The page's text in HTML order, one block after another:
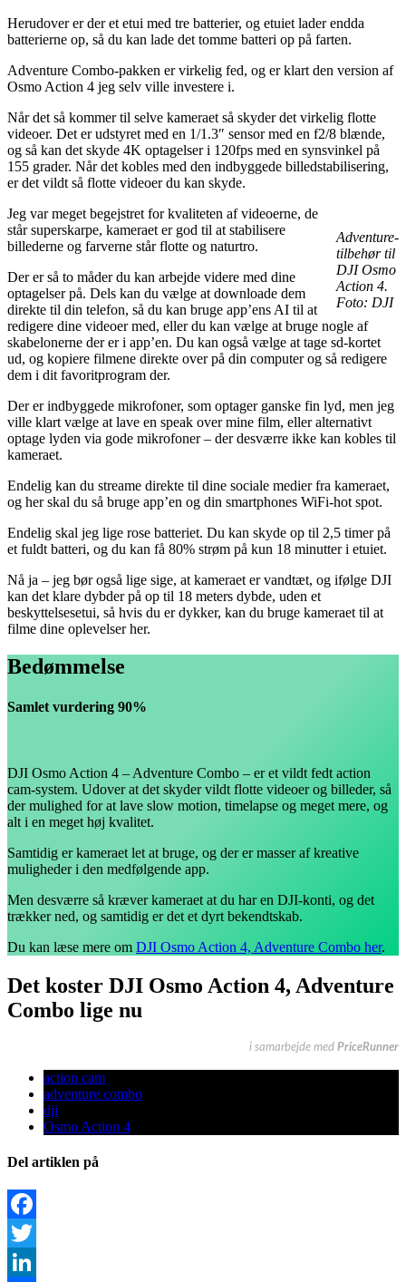
Herudover er der et etui med tre batterier, og etuiet lader endda
batterierne op, så du kan lade det tomme batteri op på farten.
Adventure Combo-pakken er virkelig fed, og er klart den version af
Osmo Action 4 jeg selv ville investere i.
Når det så kommer til selve kameraet så skyder det virkelig flotte
videoer. Det er udstyret med en 1/1.3″ sensor med en f2/8 blænde,
og så kan det skyde 4K optagelser i 120fps med en synsvinkel på
155 grader. Når det kobles med den indbyggede billedstabilisering,
er det vildt så flotte videoer du kan skyde.
Adventure-
tilbehør til
DJI Osmo
Action 4.
Foto: DJI
Jeg var meget begejstret for kvaliteten af videoerne, de
står superskarpe, kameraet er god til at stabilisere
billederne og farverne står flotte og naturtro.
Der er så to måder du kan arbejde videre med dine
optagelser på. Dels kan du vælge at downloade dem
direkte til din telefon, så du kan bruge app’ens AI til at
redigere dine videoer med, eller du kan vælge at bruge nogle af
skabelonerne der er i app’en. Du kan også vælge at tage sd-kortet
ud, og kopiere filmene direkte over på din computer og så redigere
dem i dit favoritprogram der.
Der er indbyggede mikrofoner, som optager ganske fin lyd, men jeg
ville klart vælge at lave en speak over mine film, eller alternativt
optage lyden via gode mikrofoner – der desværre ikke kan kobles til
kameraet.
Endelig kan du streame direkte til dine sociale medier fra kameraet,
og her skal du så bruge app’en og din smartphones WiFi-hot spot.
Endelig skal jeg lige rose batteriet. Du kan skyde op til 2,5 timer på
et fuldt batteri, og du kan få 80% strøm på kun 18 minutter i etuiet.
Nå ja – jeg bør også lige sige, at kameraet er vandtæt, og ifølge DJI
kan det klare dybder på op til 18 meters dybde, uden et
beskyttelsesetui, så hvis du er dykker, kan du bruge kameraet til at
filme dine oplevelser her.
Bedømmelse
Samlet vurdering 90%
DJI Osmo Action 4 – Adventure Combo – er et vildt fedt action
cam-system. Udover at det skyder vildt flotte videoer og billeder, så
der mulighed for at lave slow motion, timelapse og meget mere, og
alt i en meget høj kvalitet.
Samtidig er kameraet let at bruge, og der er masser af kreative
muligheder i den medfølgende app.
Men desværre så kræver kameraet at du har en DJI-konti, og det
trækker ned, og samtidig er det et dyrt bekendtskab.
Du kan læse mere om DJI Osmo Action 4, Adventure Combo her.
Det koster DJI Osmo Action 4, Adventure
Combo lige nu
i samarbejde med PriceRunner
action cam
adventure combo
dji
Osmo Action 4
Del artiklen på
Facebook
Twitter